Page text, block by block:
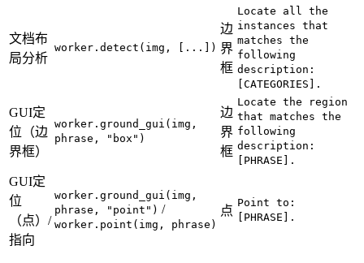
文档布
局分析
worker.detect(img, [...])
边
界
框
Locate all the
instances that
matches the
following
description:
[CATEGORIES].
GUI定
位（边
界框）
worker.ground_gui(img,
phrase, "box")
边
界
框
Locate the region
that matches the
following
description:
[PHRASE].
GUI定
位
（点）/
指向
worker.ground_gui(img,
phrase, "point") /
worker.point(img, phrase)
点
Point to:
[PHRASE].